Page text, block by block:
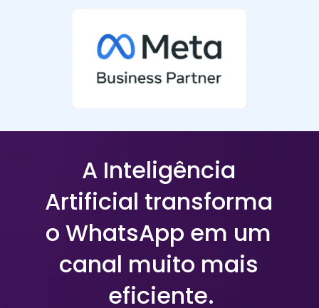
A Inteligência
Artificial transforma
o WhatsApp em um
canal muito mais
eficiente.